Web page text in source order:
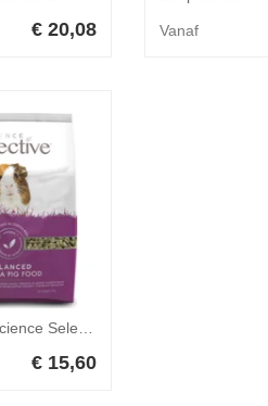
€ 20,08 Vanaf
€ 15,60